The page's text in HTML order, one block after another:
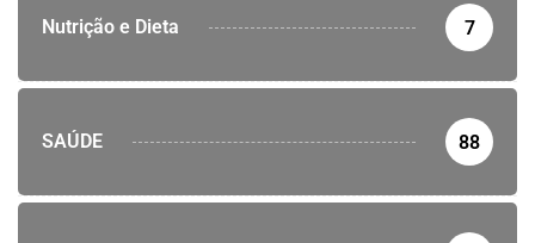
Nutrição e Dieta 7
SAÚDE 88